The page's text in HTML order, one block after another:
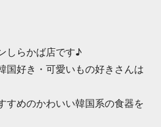
しらかば店です♪
国好き・可愛いもの好きさんは
すめのかわいい韓国系の食器を